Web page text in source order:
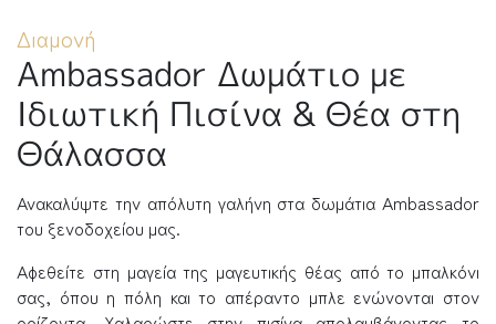
Διαμονή
Ambassador Δωμάτιο με
Ιδιωτική Πισίνα & Θέα στη
Θάλασσα
Ανακαλύψτε την απόλυτη γαλήνη στα δωμάτια Ambassador
του ξενοδοχείου μας.
Αφεθείτε στη μαγεία της μαγευτικής θέας από το μπαλκόνι
σας, όπου η πόλη και το απέραντο μπλε ενώνονται στον